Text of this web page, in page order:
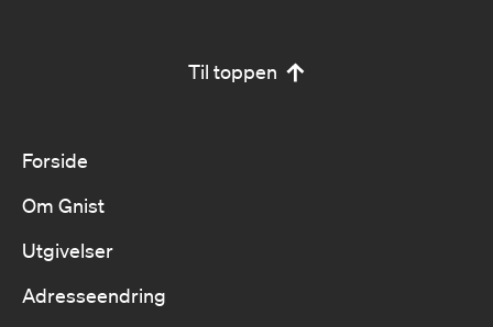
Til toppen
Forside
Om Gnist
Utgivelser
Adresseendring